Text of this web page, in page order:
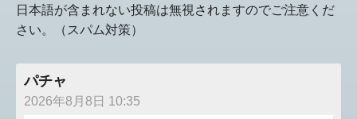
日本語が含まれない投稿は無視されますのでご注意くだ
さい。（スパム対策）
パチャ
2026年8月8日 10:35